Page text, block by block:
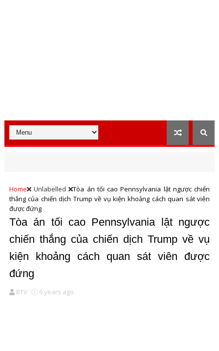
Home Unlabelled Tòa án tối cao Pennsylvania lật ngược chiến
thắng của chiến dịch Trump về vụ kiện khoảng cách quan sát viên
được đứng
Tòa án tối cao Pennsylvania lật ngược
chiến thắng của chiến dịch Trump về vụ
kiện khoảng cách quan sát viên được
đứng
BTV 6 years ago